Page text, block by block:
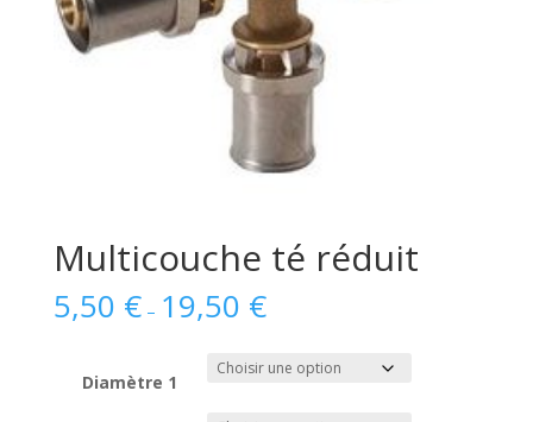
Multicouche té réduit
5,50 €– 19,50 €
Diamètre 1